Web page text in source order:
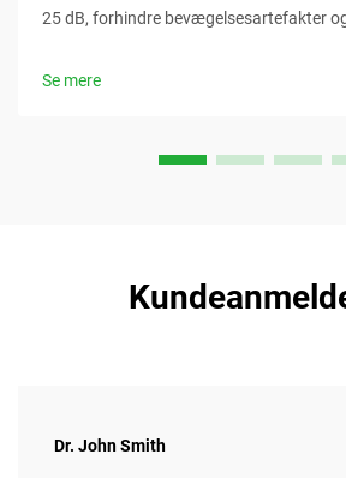
25 dB, forhindre bevægelsesartefakter
Se mere
Dr. John Smith